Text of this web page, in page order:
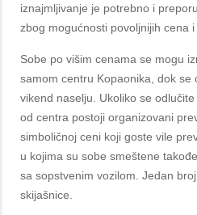
iznajmljivanje je potrebno i
zbog mogućnosti povoljnijih cena i
Sobe po višim cenama se mogu
samom centru Kopaonika, dok se
vikend naselju. Ukoliko se
od centra postoji organizovani
simboličnoj ceni koji goste vile
u kojima su sobe smeštene
sa sopstvenim vozilom. Jedan
skijašnice.